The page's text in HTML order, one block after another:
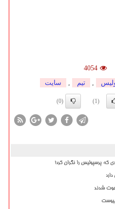
4054
, تیم , سایت
(1)
(0)
که پرسپولیس را نگران کرد!